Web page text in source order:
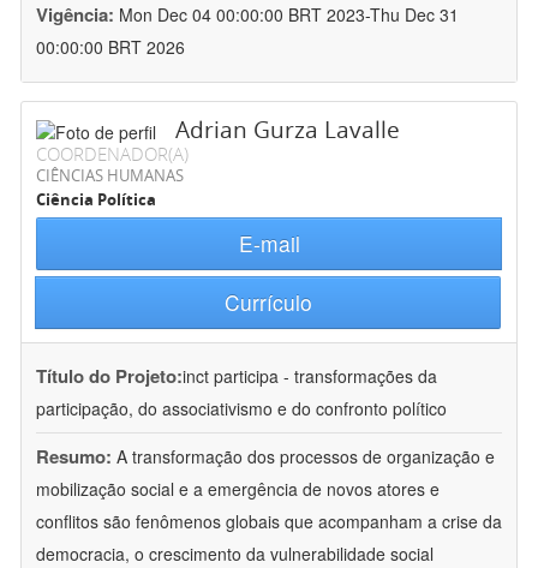
Vigência: Mon Dec 04 00:00:00 BRT 2023-Thu Dec 31
00:00:00 BRT 2026
Adrian Gurza Lavalle
COORDENADOR(A)
CIÊNCIAS HUMANAS
Ciência Política
E-mail
Currículo
Título do Projeto:inct participa - transformações da
participação, do associativismo e do confronto político
Resumo: A transformação dos processos de organização e
mobilização social e a emergência de novos atores e
conflitos são fenômenos globais que acompanham a crise da
democracia, o crescimento da vulnerabilidade social